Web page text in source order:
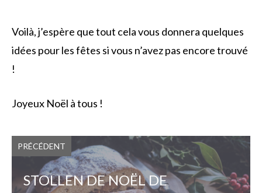
Voilà, j’espère que tout cela vous donnera quelques
idées pour les fêtes si vous n’avez pas encore trouvé
!
Joyeux Noël à tous !
PRÉCÉDENT
STOLLEN DE NOËL DE